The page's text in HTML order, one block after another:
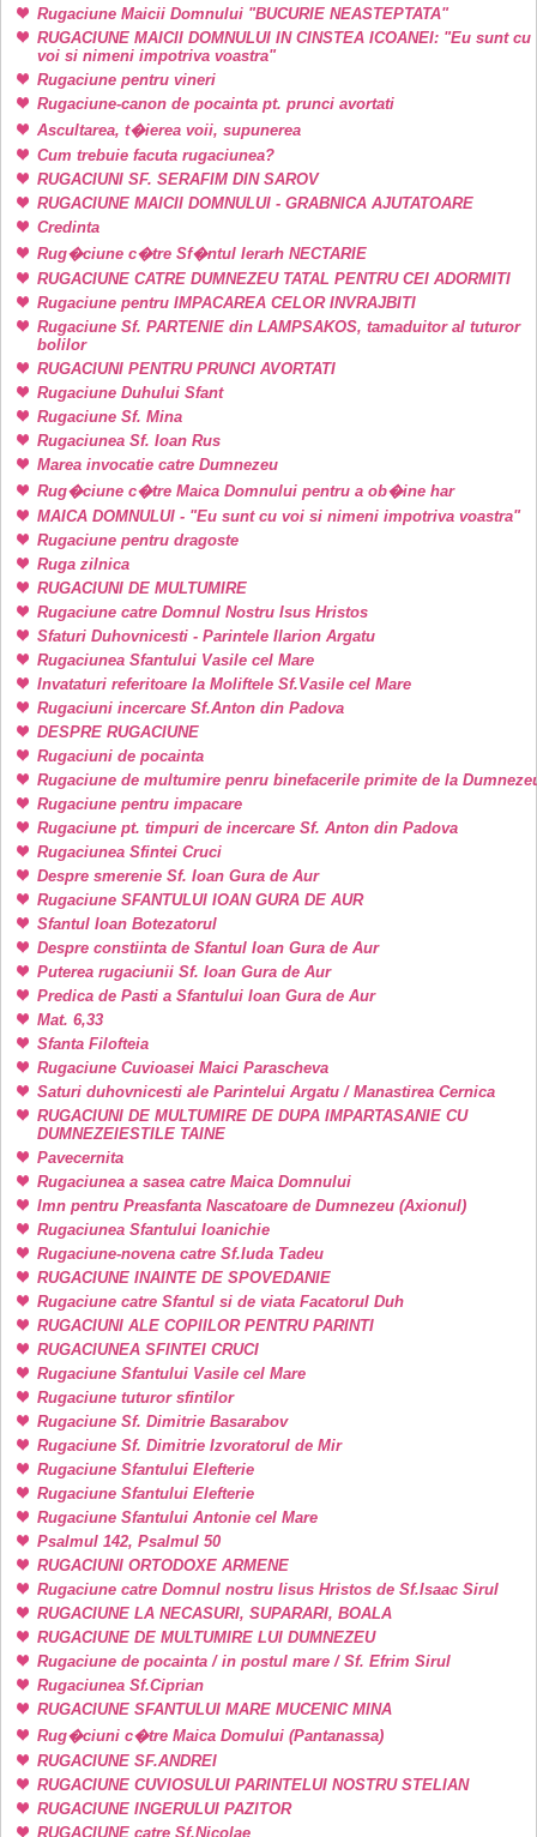
Rugaciune Maicii Domnului "BUCURIE NEASTEPTATA"
RUGACIUNE MAICII DOMNULUI IN CINSTEA ICOANEI: "Eu sunt cu
voi si nimeni impotriva voastra"
Rugaciune pentru vineri
Rugaciune-canon de pocainta pt. prunci avortati
Ascultarea, t�ierea voii, supunerea
Cum trebuie facuta rugaciunea?
RUGACIUNI SF. SERAFIM DIN SAROV
RUGACIUNE MAICII DOMNULUI - GRABNICA AJUTATOARE
Credinta
Rug�ciune c�tre Sf�ntul Ierarh NECTARIE
RUGACIUNE CATRE DUMNEZEU TATAL PENTRU CEI ADORMITI
Rugaciune pentru IMPACAREA CELOR INVRAJBITI
Rugaciune Sf. PARTENIE din LAMPSAKOS, tamaduitor al tuturor
bolilor
RUGACIUNI PENTRU PRUNCI AVORTATI
Rugaciune Duhului Sfant
Rugaciune Sf. Mina
Rugaciunea Sf. Ioan Rus
Marea invocatie catre Dumnezeu
Rug�ciune c�tre Maica Domnului pentru a ob�ine har
MAICA DOMNULUI - "Eu sunt cu voi si nimeni impotriva voastra"
Rugaciune pentru dragoste
Ruga zilnica
RUGACIUNI DE MULTUMIRE
Rugaciune catre Domnul Nostru Isus Hristos
Sfaturi Duhovnicesti - Parintele Ilarion Argatu
Rugaciunea Sfantului Vasile cel Mare
Invataturi referitoare la Moliftele Sf.Vasile cel Mare
Rugaciuni incercare Sf.Anton din Padova
DESPRE RUGACIUNE
Rugaciuni de pocainta
Rugaciune de multumire penru binefacerile primite de la
Rugaciune pentru impacare
Rugaciune pt. timpuri de incercare Sf. Anton din Padova
Rugaciunea Sfintei Cruci
Despre smerenie Sf. Ioan Gura de Aur
Rugaciune SFANTULUI IOAN GURA DE AUR
Sfantul Ioan Botezatorul
Despre constiinta de Sfantul Ioan Gura de Aur
Puterea rugaciunii Sf. Ioan Gura de Aur
Predica de Pasti a Sfantului Ioan Gura de Aur
Mat. 6,33
Sfanta Filofteia
Rugaciune Cuvioasei Maici Parascheva
Saturi duhovnicesti ale Parintelui Argatu / Manastirea Cernica
RUGACIUNI DE MULTUMIRE DE DUPA IMPARTASANIE CU
DUMNEZEIESTILE TAINE
Pavecernita
Rugaciunea a sasea catre Maica Domnului
Imn pentru Preasfanta Nascatoare de Dumnezeu (Axionul)
Rugaciunea Sfantului Ioanichie
Rugaciune-novena catre Sf.Iuda Tadeu
RUGACIUNE INAINTE DE SPOVEDANIE
Rugaciune catre Sfantul si de viata Facatorul Duh
RUGACIUNI ALE COPIILOR PENTRU PARINTI
RUGACIUNEA SFINTEI CRUCI
Rugaciune Sfantului Vasile cel Mare
Rugaciune tuturor sfintilor
Rugaciune Sf. Dimitrie Basarabov
Rugaciune Sf. Dimitrie Izvoratorul de Mir
Rugaciune Sfantului Elefterie
Rugaciune Sfantului Elefterie
Rugaciune Sfantului Antonie cel Mare
Psalmul 142, Psalmul 50
RUGACIUNI ORTODOXE ARMENE
Rugaciune catre Domnul nostru Iisus Hristos de Sf.Isaac Sirul
RUGACIUNE LA NECASURI, SUPARARI, BOALA
RUGACIUNE DE MULTUMIRE LUI DUMNEZEU
Rugaciune de pocainta / in postul mare / Sf. Efrim Sirul
Rugaciunea Sf.Ciprian
RUGACIUNE SFANTULUI MARE MUCENIC MINA
Rug�ciuni c�tre Maica Domului (Pantanassa)
RUGACIUNE SF.ANDREI
RUGACIUNE CUVIOSULUI PARINTELUI NOSTRU STELIAN
RUGACIUNE INGERULUI PAZITOR
RUGACIUNE catre Sf.Nicolae